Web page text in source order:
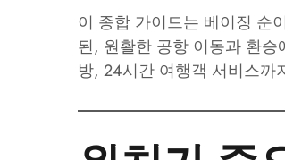
이 종합 가이드는 베이징 순
된, 원활한 공항 이동과 환
방, 24시간 여행객 서비스까